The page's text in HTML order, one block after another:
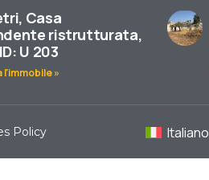
Casa
ristrutturata,
U 203
»
Policy Italiano